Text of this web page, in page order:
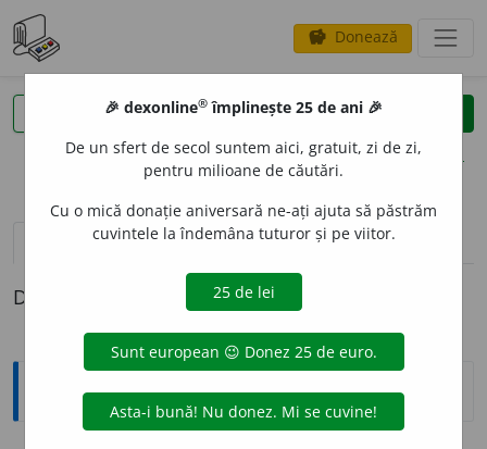
savings Donează
clear
opțiuni
definiții (1) pronunțievolume_up (6)
Definiția cu ID-ul 60746:
Explicative DEX
🎉 dexonline® împlinește 25 de ani 🎉
De un sfert de secol suntem aici, gratuit, zi de zi,
pentru milioane de căutări.
Cu o mică donație aniversară ne-ați ajuta să păstrăm
cuvintele la îndemâna tuturor și pe viitor.